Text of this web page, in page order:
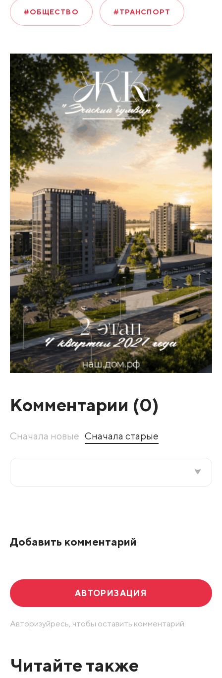
#ОБЩЕСТВО #ТРАНСПОРТ
Комментарии (0)
Сначала новые Сначала старые
Добавить комментарий
АВТОРИЗАЦИЯ
Авторизуйресь, чтобы оставить комментарий.
Читайте также